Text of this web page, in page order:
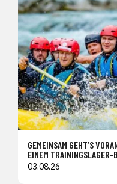
GEMEINSAM GEHT’S
EINEM TRAININGSLAGER-
03.08.26